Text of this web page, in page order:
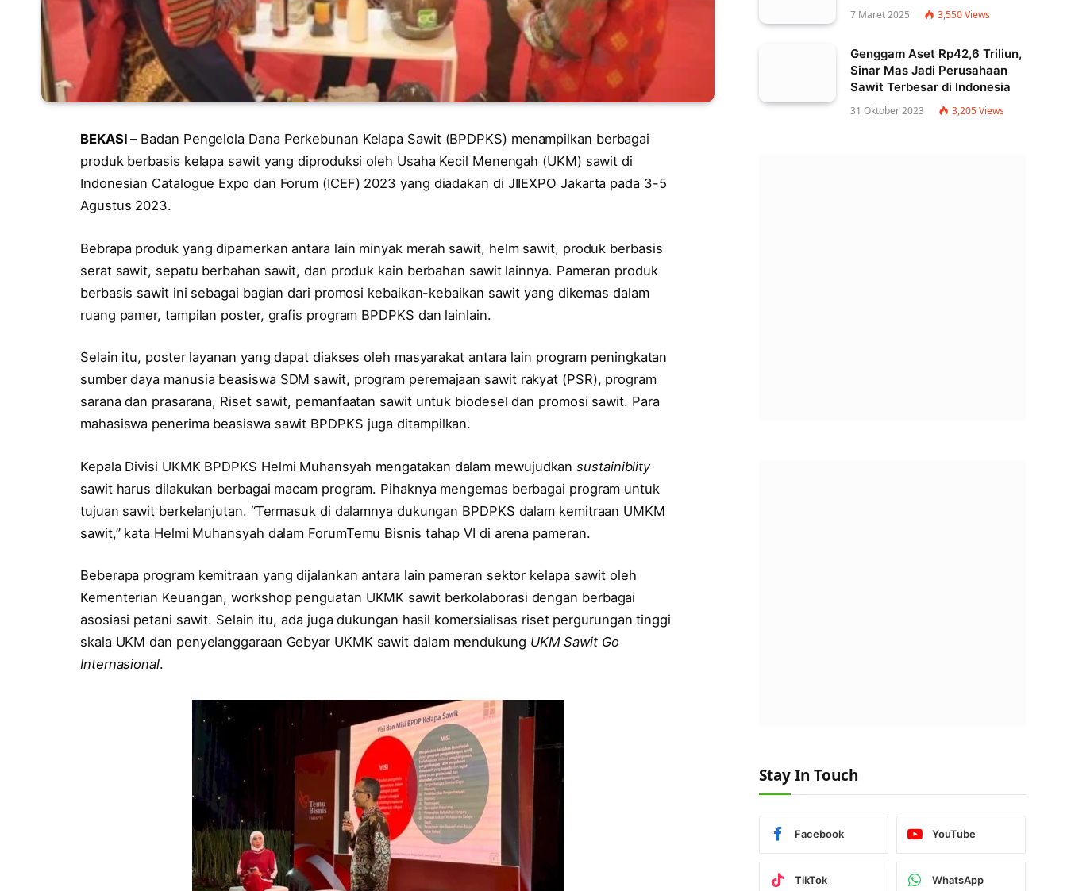
BEKASI –Badan Pengelola Dana Perkebunan Kelapa Sawit (BPDPKS) menampilkan berbagai
produk berbasis kelapa sawit yang diproduksi oleh Usaha Kecil Menengah (UKM) sawit di
Indonesian Catalogue Expo dan Forum (ICEF) 2023 yang diadakan di JIIEXPO Jakarta pada 3-5
Agustus 2023.
Bebrapa produk yang dipamerkan antara lain minyak merah sawit, helm sawit, produk berbasis
serat sawit, sepatu berbahan sawit, dan produk kain berbahan sawit lainnya. Pameran produk
berbasis sawit ini sebagai bagian dari promosi kebaikan-kebaikan sawit yang dikemas dalam
ruang pamer, tampilan poster, grafis program BPDPKS dan lainlain.
Selain itu, poster layanan yang dapat diakses oleh masyarakat antara lain program peningkatan
sumber daya manusia beasiswa SDM sawit, program peremajaan sawit rakyat (PSR), program
sarana dan prasarana, Riset sawit, pemanfaatan sawit untuk biodesel dan promosi sawit. Para
mahasiswa penerima beasiswa sawit BPDPKS juga ditampilkan.
Kepala Divisi UKMK BPDPKS Helmi Muhansyah mengatakan dalam mewujudkansustainiblity
sawit harus dilakukan berbagai macam program. Pihaknya mengemas berbagai program untuk
tujuan sawit berkelanjutan. “Termasuk di dalamnya dukungan BPDPKS dalam kemitraan UMKM
sawit,” kata Helmi Muhansyah dalam ForumTemu Bisnis tahap VI di arena pameran.
Beberapa program kemitraan yang dijalankan antara lain pameran sektor kelapa sawit oleh
Kementerian Keuangan, workshop penguatan UKMK sawit berkolaborasi dengan berbagai
asosiasi petani sawit. Selain itu, ada juga dukungan hasil komersialisas riset pergurungan tinggi
skala UKM dan penyelanggaraan Gebyar UKMK sawit dalam mendukung UKM Sawit Go
Internasional.
7 Maret 2025 3,550Views
Genggam Aset Rp42,6 Triliun,
Sinar Mas Jadi Perusahaan
Sawit Terbesar di Indonesia
31 Oktober 2023 3,205Views
Stay In Touch
Facebook YouTube
TikTok WhatsApp